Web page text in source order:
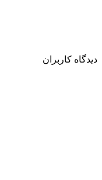
دیدگاه کاربران